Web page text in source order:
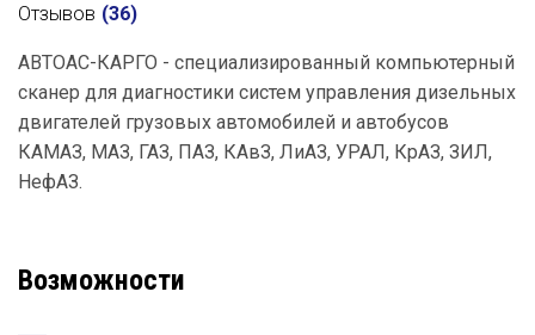
Отзывов (36)
АВТОАС-КАРГО - специализированный компьютерный
сканер для диагностики систем управления дизельных
двигателей грузовых автомобилей и автобусов
КАМАЗ, МАЗ, ГАЗ, ПАЗ, КАвЗ, ЛиАЗ, УРАЛ, КрАЗ, ЗИЛ,
НефАЗ.
Возможности